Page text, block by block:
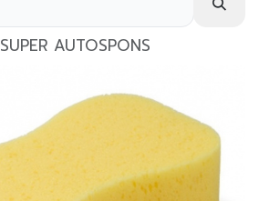
SUPER AUTOSPONS